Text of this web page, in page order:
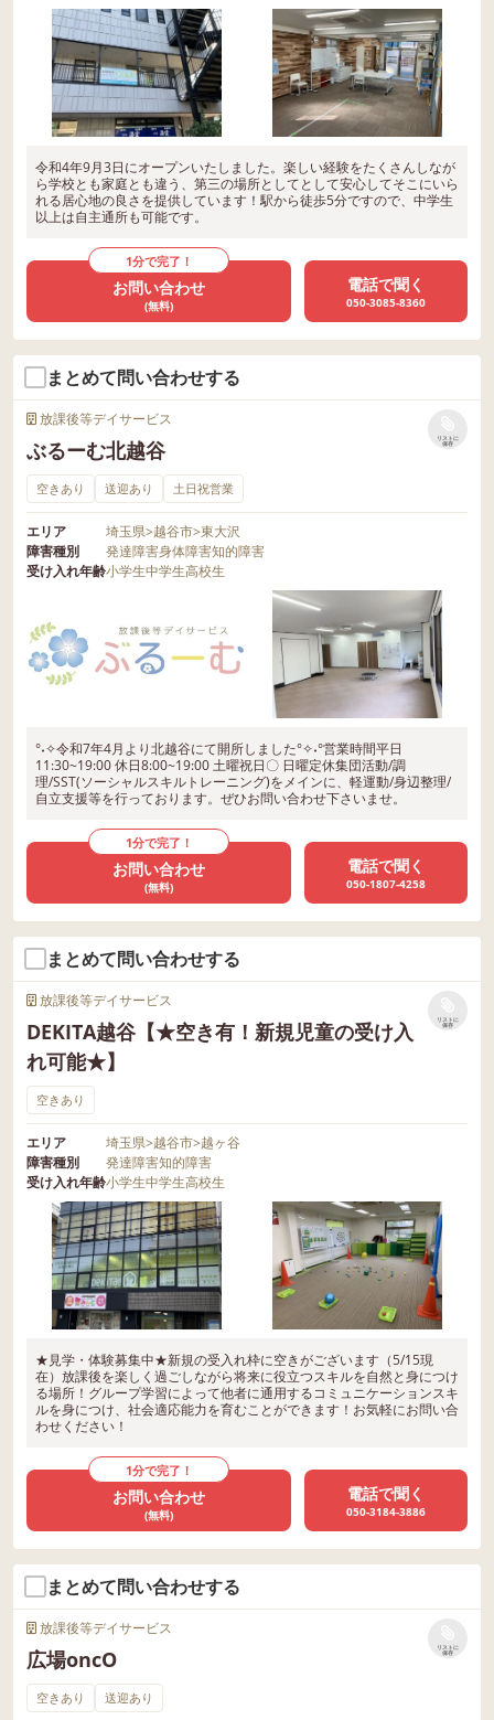
令和4年9月3日にオープンいたしました。楽しい経験をたくさんしなが
ら学校とも家庭とも違う、第三の場所としてとして安心してそこにいら
れる居心地の良さを提供しています！駅から徒歩5分ですので、中学生
以上は自主通所も可能です。
1分で完了！
お問い合わせ
(無料)
電話で聞く
050-3085-8360
まとめて問い合わせする
放課後等デイサービス
ぶるーむ北越谷
リストに
保存
空きあり 送迎あり 土日祝営業
エリア 埼玉県>越谷市>東大沢
障害種別
発達障害身体障害知的障害
受け入れ年齢小学生中学生高校生
°˖✧令和7年4月より北越谷にて開所しました°✧˖°営業時間平日
11:30~19:00 休日8:00~19:00 土曜祝日〇 日曜定休集団活動/調
理/SST(ソーシャルスキルトレーニング)をメインに、軽運動/身辺整理/
自立支援等を行っております。ぜひお問い合わせ下さいませ。
1分で完了！
お問い合わせ
(無料)
電話で聞く
050-1807-4258
まとめて問い合わせする
放課後等デイサービス
DEKITA越谷【★空き有！新規児童の受け入
れ可能★】
リストに
保存
空きあり
エリア 埼玉県>越谷市>越ヶ谷
障害種別
発達障害知的障害
受け入れ年齢小学生中学生高校生
★見学・体験募集中★新規の受入れ枠に空きがございます（5/15現
在）放課後を楽しく過ごしながら将来に役立つスキルを自然と身につけ
る場所！グループ学習によって他者に通用するコミュニケーションスキ
ルを身につけ、社会適応能力を育むことができます！お気軽にお問い合
わせください！
1分で完了！
お問い合わせ
(無料)
電話で聞く
050-3184-3886
まとめて問い合わせする
放課後等デイサービス
広場oncO
リストに
保存
空きあり 送迎あり